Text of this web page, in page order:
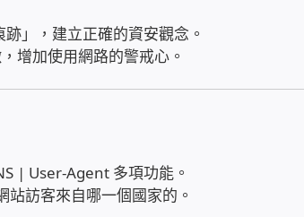
」，建立正確的資安觀念。
增加使用網路的警戒心。
| User-Agent 多項功能。
訪客來自哪一個國家的。